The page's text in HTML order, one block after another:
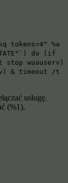
tokens=4" %a
do (if
stop wuauserv)
& timeout /t
usługę.
(%1),